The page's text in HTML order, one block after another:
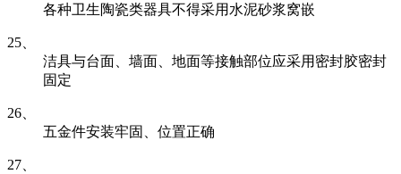
各种卫生陶瓷类器具不得采用水泥砂浆窝嵌
25、
洁具与台面、墙面、地面等接触部位应采用密封胶密封
固定
26、
五金件安装牢固、位置正确
27、